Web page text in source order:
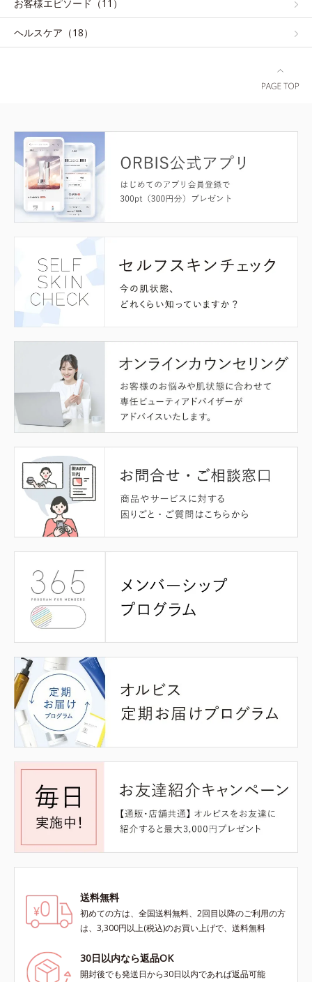
お客様エピソード（11）
ヘルスケア（18）
送料無料
初めての方は、全国送料無料、2回目以降のご利用の方
は、3,300円以上(税込)のお買い上げで、送料無料
30日以内なら返品OK
開封後でも発送日から30日以内であれば返品可能